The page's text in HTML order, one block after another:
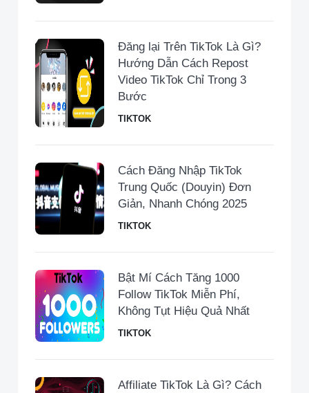
Đăng lại Trên TikTok Là Gì?
Hướng Dẫn Cách Repost
Video TikTok Chỉ Trong 3
Bước
TIKTOK
Cách Đăng Nhập TikTok
Trung Quốc (Douyin) Đơn
Giản, Nhanh Chóng 2025
TIKTOK
Bật Mí Cách Tăng 1000
Follow TikTok Miễn Phí,
Không Tụt Hiệu Quả Nhất
TIKTOK
Affiliate TikTok Là Gì? Cách